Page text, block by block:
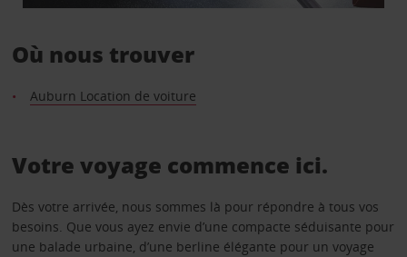
Où nous trouver
Auburn Location de voiture
Votre voyage commence ici.
Dès votre arrivée, nous sommes là pour répondre à tous vos
besoins. Que vous ayez envie d’une compacte séduisante pour
une balade urbaine, d’une berline élégante pour un voyage